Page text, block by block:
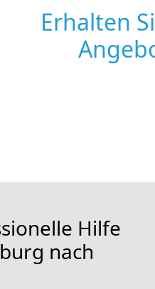
Erhalten
Hilfe
nach